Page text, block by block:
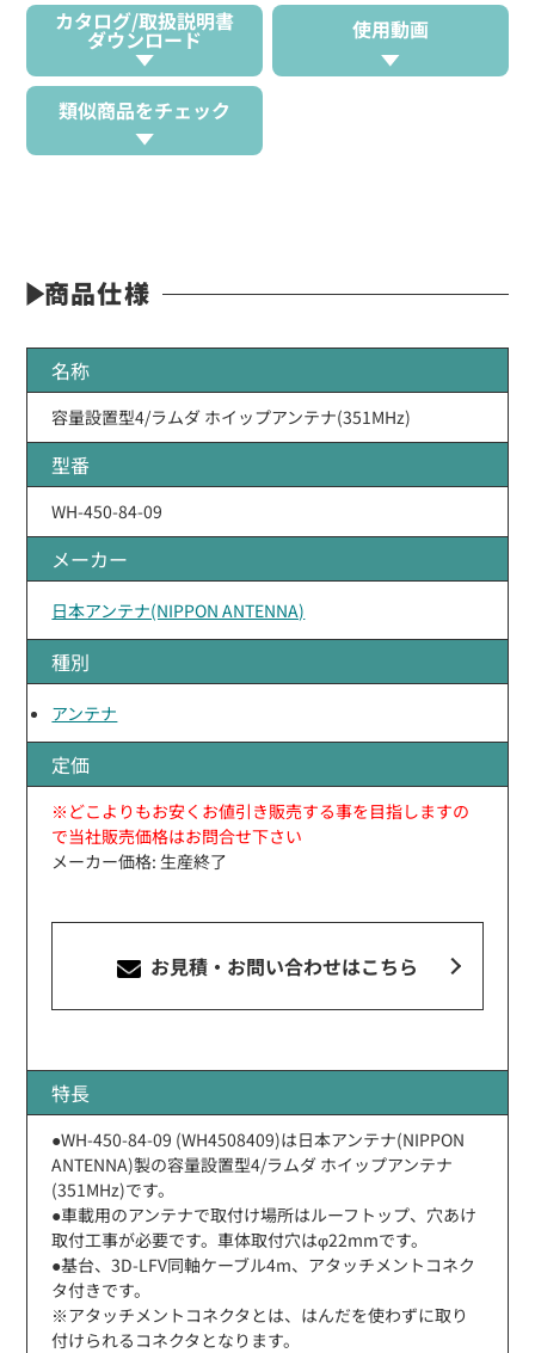
カタログ/取扱説明書
ダウンロード 使用動画
類似商品をチェック
商品仕様
名称
容量設置型4/ラムダ ホイップアンテナ(351MHz)
型番
WH-450-84-09
メーカー
日本アンテナ(NIPPON ANTENNA)
種別
アンテナ
定価
※どこよりもお安くお値引き販売する事を目指しますの
で当社販売価格はお問合せ下さい
メーカー価格: 生産終了
お見積・お問い合わせはこちら
特長
●WH-450-84-09 (WH4508409)は日本アンテナ(NIPPON
ANTENNA)製の容量設置型4/ラムダ ホイップアンテナ
(351MHz)です。
●車載用のアンテナで取付け場所はルーフトップ、穴あけ
取付工事が必要です。車体取付穴はφ22mmです。
●基台、3D-LFV同軸ケーブル4m、アタッチメントコネク
タ付きです。
※アタッチメントコネクタとは、はんだを使わずに取り
付けられるコネクタとなります。